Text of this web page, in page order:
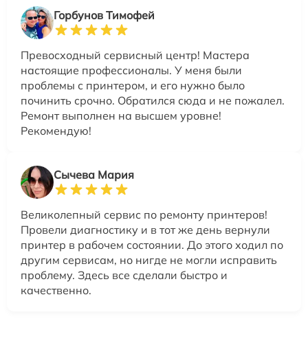
Горбунов Тимофей
Превосходный сервисный центр! Мастера
настоящие профессионалы. У меня были
проблемы с принтером, и его нужно было
починить срочно. Обратился сюда и не пожалел.
Ремонт выполнен на высшем уровне!
Рекомендую!
Сычева Мария
Великолепный сервис по ремонту принтеров!
Провели диагностику и в тот же день вернули
принтер в рабочем состоянии. До этого ходил по
другим сервисам, но нигде не могли исправить
проблему. Здесь все сделали быстро и
качественно.